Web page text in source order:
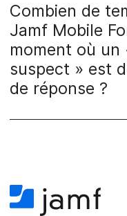
Combien de
Jamf Mobile
moment où
suspect » est
de réponse ?